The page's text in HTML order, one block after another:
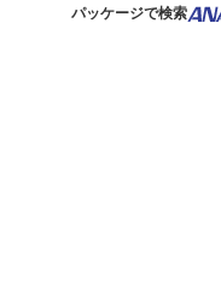
パッケージで検索